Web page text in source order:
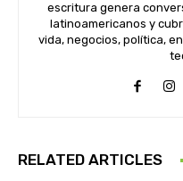
escritura genera
latinoamericanos y
vida, negocios, política,
RELATED ARTICLES